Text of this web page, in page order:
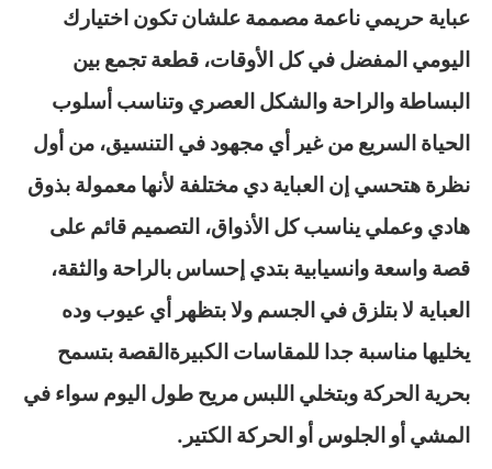
عباية حريمي ناعمة مصممة علشان تكون اختيارك
اليومي المفضل في كل الأوقات، قطعة تجمع بين
البساطة والراحة والشكل العصري وتناسب أسلوب
الحياة السريع من غير أي مجهود في التنسيق، من أول
نظرة هتحسي إن العباية دي مختلفة لأنها معمولة بذوق
هادي وعملي يناسب كل الأذواق، التصميم قائم على
قصة واسعة وانسيابية بتدي إحساس بالراحة والثقة،
العباية لا بتلزق في الجسم ولا بتظهر أي عيوب وده
يخليها مناسبة جدا للمقاسات الكبيرةالقصة بتسمح
بحرية الحركة وبتخلي اللبس مريح طول اليوم سواء في
المشي أو الجلوس أو الحركة الكتير.